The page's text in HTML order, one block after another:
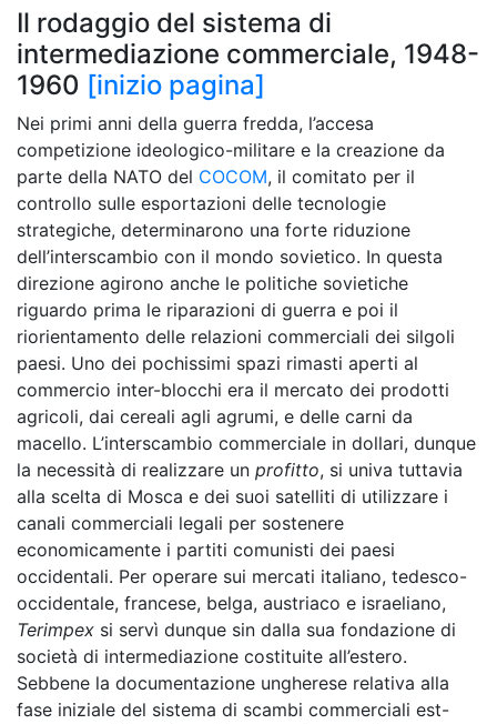
Il rodaggio del sistema di
intermediazione commerciale, 1948-
1960 [inizio pagina]
Nei primi anni della guerra fredda, l’accesa
competizione ideologico-militare e la creazione da
parte della NATO del COCOM, il comitato per il
controllo sulle esportazioni delle tecnologie
strategiche, determinarono una forte riduzione
dell’interscambio con il mondo sovietico. In questa
direzione agirono anche le politiche sovietiche
riguardo prima le riparazioni di guerra e poi il
riorientamento delle relazioni commerciali dei silgoli
paesi. Uno dei pochissimi spazi rimasti aperti al
commercio inter-blocchi era il mercato dei prodotti
agricoli, dai cereali agli agrumi, e delle carni da
macello. L’interscambio commerciale in dollari, dunque
la necessità di realizzare un profitto, si univa tuttavia
alla scelta di Mosca e dei suoi satelliti di utilizzare i
canali commerciali legali per sostenere
economicamente i partiti comunisti dei paesi
occidentali. Per operare sui mercati italiano, tedesco-
occidentale, francese, belga, austriaco e israeliano,
Terimpex si servì dunque sin dalla sua fondazione di
società di intermediazione costituite all’estero.
Sebbene la documentazione ungherese relativa alla
fase iniziale del sistema di scambi commerciali est-